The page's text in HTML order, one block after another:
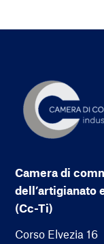
Camera di
dell’artigianato
(Cc-Ti)
Corso Elvezia 16